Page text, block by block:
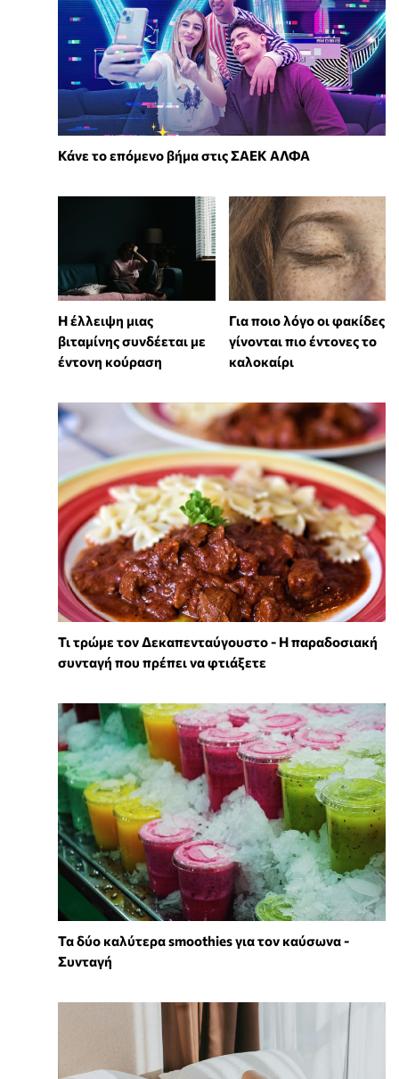
Κάνε το επόμενο βήμα στις ΣΑΕΚ ΑΛΦΑ
⁠Η έλλειψη μιας
βιταμίνης συνδέεται με
έντονη κούραση
Για ποιο λόγο οι φακίδες
γίνονται πιο έντονες το
καλοκαίρι
Τι τρώμε τον Δεκαπενταύγουστο - Η παραδοσιακή
συνταγή που πρέπει να φτιάξετε
Τα δύο καλύτερα smoothies για τον καύσωνα -
Συνταγή